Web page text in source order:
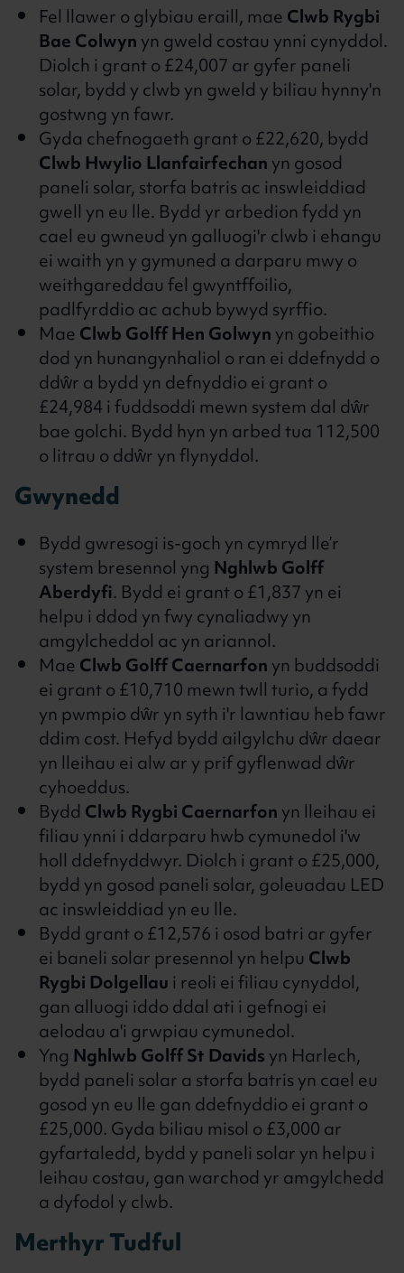
Fel llawer o glybiau eraill, maeClwb Rygbi
Bae Colwynyn gweld costau ynni cynyddol.
Diolch i grant o £24,007 ar gyfer paneli
solar, bydd y clwb yn gweld y biliau hynny'n
gostwng yn fawr.
Gyda chefnogaeth grant o £22,620, bydd
Clwb Hwylio Llanfairfechanyn gosod
paneli solar, storfa batris ac inswleiddiad
gwell yn eu lle. Bydd yr arbedion fydd yn
cael eu gwneud yn galluogi'r clwb i ehangu
ei waith yn y gymuned a darparu mwy o
weithgareddau fel gwyntffoilio,
padlfyrddio ac achub bywyd syrffio.
MaeClwb Golff Hen Golwynyn gobeithio
dod yn hunangynhaliol o ran ei ddefnydd o
ddŵr a bydd yn defnyddio ei grant o
£24,984 i fuddsoddi mewn system dal dŵr
bae golchi. Bydd hyn yn arbed tua 112,500
o litrau o ddŵr yn flynyddol.
Gwynedd
Bydd gwresogi is-goch yn cymryd lle’r
system bresennol yng Nghlwb Golff
Aberdyfi. Bydd ei grant o £1,837 yn ei
helpu i ddod yn fwy cynaliadwy yn
amgylcheddol ac yn ariannol.
MaeClwb Golff Caernarfonyn buddsoddi
ei grant o £10,710 mewn twll turio, a fydd
yn pwmpio dŵr yn syth i'r lawntiau heb fawr
ddim cost. Hefyd bydd ailgylchu dŵr daear
yn lleihau ei alw ar y prif gyflenwad dŵr
cyhoeddus.
ByddClwb Rygbi Caernarfonyn lleihau ei
filiau ynni i ddarparu hwb cymunedol i'w
holl ddefnyddwyr. Diolch i grant o £25,000,
bydd yn gosod paneli solar, goleuadau LED
ac inswleiddiad yn eu lle.
Bydd grant o £12,576 i osod batri ar gyfer
ei baneli solar presennol yn helpuClwb
Rygbi Dolgellaui reoli ei filiau cynyddol,
gan alluogi iddo ddal ati i gefnogi ei
aelodau a'i grwpiau cymunedol.
Yng Nghlwb Golff St Davidsyn Harlech,
bydd paneli solar a storfa batris yn cael eu
gosod yn eu lle gan ddefnyddio ei grant o
£25,000. Gyda biliau misol o £3,000 ar
gyfartaledd, bydd y paneli solar yn helpu i
leihau costau, gan warchod yr amgylchedd
a dyfodol y clwb.
Merthyr Tudful